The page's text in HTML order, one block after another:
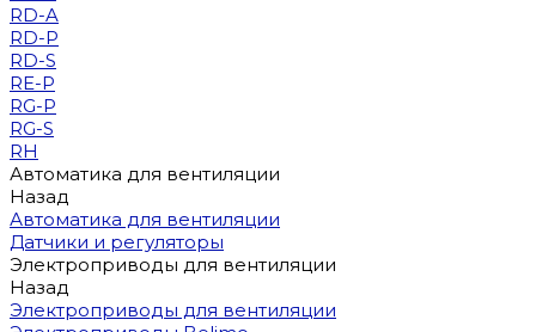
RD-A
RD-P
RD-S
RE-P
RG-P
RG-S
RH
Автоматика для вентиляции
Назад
Автоматика для вентиляции
Датчики и регуляторы
Электроприводы для вентиляции
Назад
Электроприводы для вентиляции